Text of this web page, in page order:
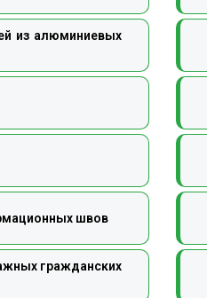
из алюминиевых
швов
гражданских